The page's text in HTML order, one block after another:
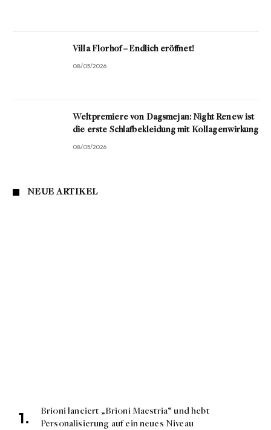
Villa Florhof – Endlich eröffnet!
08/05/2026
Weltpremiere von Dagsmejan: Night Renew ist
die erste Schlafbekleidung mit Kollagenwirkung
08/05/2026
NEUE ARTIKEL
Brioni lanciert „Brioni Maestria“ und hebt
Personalisierung auf ein neues Niveau